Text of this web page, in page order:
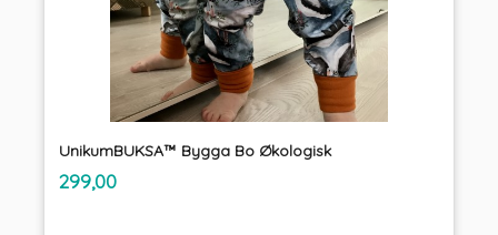
UnikumBUKSA™ Bygga Bo Økologisk
Pris
299,00mva.